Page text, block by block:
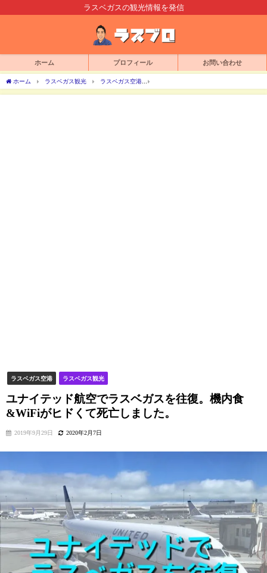
ラスベガスの観光情報を発信
ホーム プロフィール お問い合わせ
ホーム ラスベガス観光 ラスベガス空港
ラスベガス空港 ラスベガス観光
ユナイテッド航空でラスベガスを往復。機内食
&WiFiがヒドくて死亡しました。
2019年9月29日 2020年2月7日